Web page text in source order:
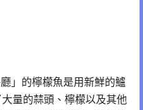
廳」的檸檬魚是用新鮮的鱸
量的蒜頭、檸檬以及其他